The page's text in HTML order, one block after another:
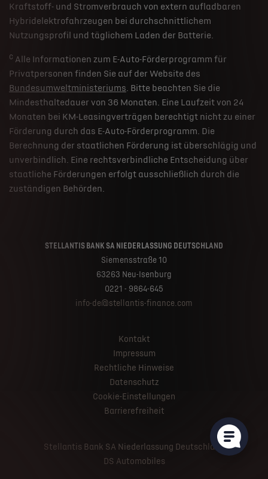
Kraftstoff- und Stromverbrauch von extern aufladbaren
Hybridelektrofahrzeugen bei durchschnittlichem
Nutzungsprofil und täglichem Laden der Batterie.
c Alle Informationen zum E-Auto-Förderprogramm für
Privatpersonen finden Sie auf der Website des
Bundesumweltministeriums. Bitte beachten Sie die
Mindesthaltedauer von 36 Monaten. Eine Laufzeit von 24
Monaten bei KM-Leasingverträgen berechtigt nicht zu einer
Förderung durch das E-Auto-Förderprogramm. Die
Berechnung der staatlichen Förderung ist überschlägig und
unverbindlich. Eine rechtsverbindliche Entscheidung über
staatliche Förderungen erfolgt ausschließlich durch die
zuständigen Behörden.
STELLANTIS BANK SA NIEDERLASSUNG DEUTSCHLAND
Siemensstraße 10
63263 Neu-Isenburg
0221 - 9864-645
info-de@stellantis-finance.com
Kontakt
Impressum
Rechtliche Hinweise
Datenschutz
Cookie-Einstellungen
Barrierefreiheit
Stellantis Bank SA Niederlassung Deutschland
DS Automobiles